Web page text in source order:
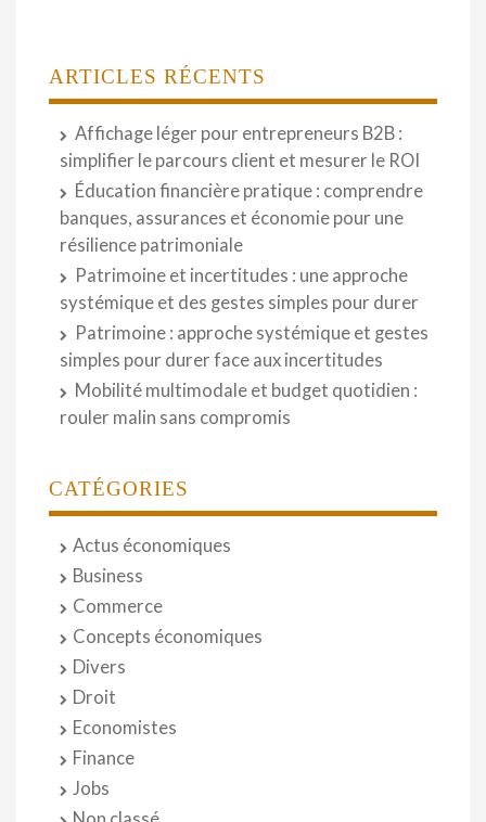
ARTICLES RÉCENTS
Affichage léger pour entrepreneurs B2B :
simplifier le parcours client et mesurer le ROI
Éducation financière pratique : comprendre
banques, assurances et économie pour une
résilience patrimoniale
Patrimoine et incertitudes : une approche
systémique et des gestes simples pour durer
Patrimoine : approche systémique et gestes
simples pour durer face aux incertitudes
Mobilité multimodale et budget quotidien :
rouler malin sans compromis
CATÉGORIES
Actus économiques
Business
Commerce
Concepts économiques
Divers
Droit
Economistes
Finance
Jobs